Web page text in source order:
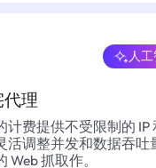
理
人
计费提供不受限制的 IP
活调整并发和数据吞吐
Web 抓取作。